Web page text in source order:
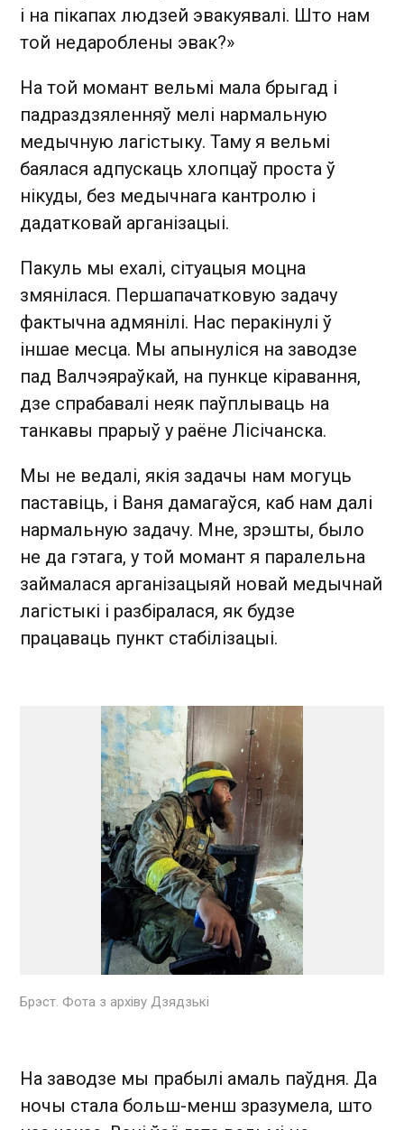
і на пікапах людзей эвакуявалі. Што нам
той недароблены эвак?»
На той момант вельмі мала брыгад і
падраздзяленняў мелі нармальную
медычную лагістыку. Таму я вельмі
баялася адпускаць хлопцаў проста ў
нікуды, без медычнага кантролю і
дадатковай арганізацыі.
Пакуль мы ехалі, сітуацыя моцна
змянілася. Першапачатковую задачу
фактычна адмянілі. Нас перакінулі ў
іншае месца. Мы апынуліся на заводзе
пад Валчэяраўкай, на пункце кіравання,
дзе спрабавалі неяк паўплываць на
танкавы прарыў у раёне Лісічанска.
Мы не ведалі, якія задачы нам могуць
паставіць, і Ваня дамагаўся, каб нам далі
нармальную задачу. Мне, зрэшты, было
не да гэтага, у той момант я паралельна
займалася арганізацыяй новай медычнай
лагістыкі і разбіралася, як будзе
працаваць пункт стабілізацыі.
Брэст. Фота з архіву Дзядзькі
На заводзе мы прабылі амаль паўдня. Да
ночы стала больш-менш зразумела, што